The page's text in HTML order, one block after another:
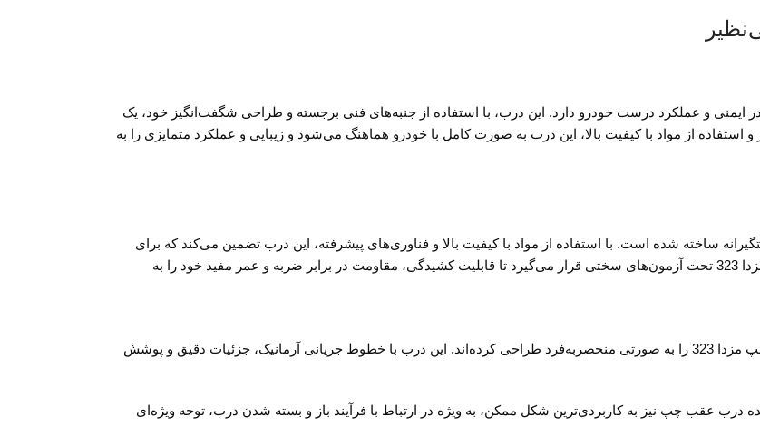
مزدا 323 است که نقش بسیار مهمی در ایمنی و عملکرد درست خودرو دارد. این درب، با استفاده از جنبه‌های فنی برجسته و طراحی شگفت‌انگیز خود، یک
با کیفیت ساخت بی‌نظیر و استفاده از مواد با کیفیت بالا، این درب به صورت کامل با خودرو هماهنگ می‌شود و زیبایی و عملکرد متمایزی را به
ساخته شده است. با استفاده از مواد با کیفیت بالا و فناوری‌های پیشرفته، این درب تضمین می‌کند که برای
مدت طولانی در شرایط مختلف استحکام و دوام خود را حفظ کند. درب عقب چپ مزدا 323 تحت آزمون‌های سختی قرار می‌گیرد تا قابلیت کشیدگی، مقاومت در برابر ضربه و عمر مفید خود را به
طراحان مزدا با استفاده از آخرین تکنولوژی‌ها و نرم‌افزارهای پیشرفته، درب عقب چپ مزدا 323 را به صورتی منحصربه‌فرد طراحی کرده‌اند. این درب با خطوط جریانی آرمانیک، جزئیات دقیق و پوشش
طراحی بهینه شده درب عقب چپ نیز به کاربردی‌ترین شکل ممکن، به ویژه در ارتباط با فرآیند باز و بسته شدن درب، توجه ویژه‌ای